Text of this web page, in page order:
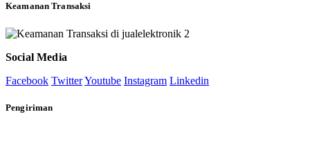
Keamanan Transaksi
Social Media
Facebook TwitterYoutube Instagram Linkedin
Pengiriman